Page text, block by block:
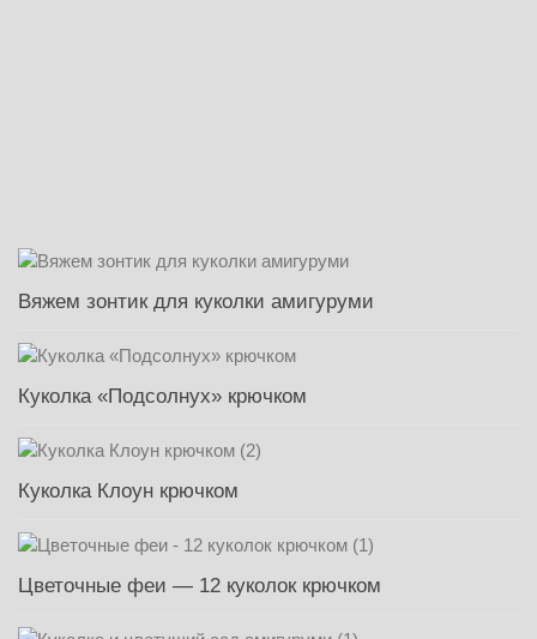
Вяжем зонтик для куколки амигуруми
Куколка «Подсолнух» крючком
Куколка Клоун крючком
Цветочные феи — 12 куколок крючком